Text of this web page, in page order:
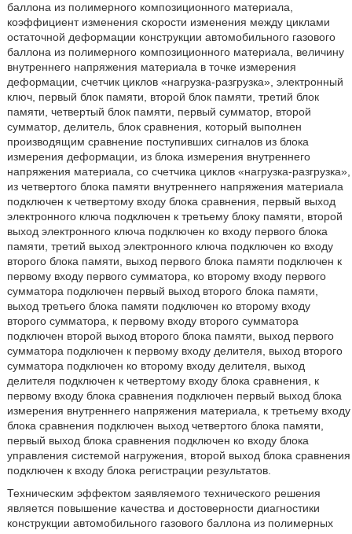
баллона из полимерного композиционного материала,
коэффициент изменения скорости изменения между циклами
остаточной деформации конструкции автомобильного газового
баллона из полимерного композиционного материала, величину
внутреннего напряжения материала в точке измерения
деформации, счетчик циклов «нагрузка-разгрузка», электронный
ключ, первый блок памяти, второй блок памяти, третий блок
памяти, четвертый блок памяти, первый сумматор, второй
сумматор, делитель, блок сравнения, который выполнен
производящим сравнение поступивших сигналов из блока
измерения деформации, из блока измерения внутреннего
напряжения материала, со счетчика циклов «нагрузка-разгрузка»,
из четвертого блока памяти внутреннего напряжения материала
подключен к четвертому входу блока сравнения, первый выход
электронного ключа подключен к третьему блоку памяти, второй
выход электронного ключа подключен ко входу первого блока
памяти, третий выход электронного ключа подключен ко входу
второго блока памяти, выход первого блока памяти подключен к
первому входу первого сумматора, ко второму входу первого
сумматора подключен первый выход второго блока памяти,
выход третьего блока памяти подключен ко второму входу
второго сумматора, к первому входу второго сумматора
подключен второй выход второго блока памяти, выход первого
сумматора подключен к первому входу делителя, выход второго
сумматора подключен ко второму входу делителя, выход
делителя подключен к четвертому входу блока сравнения, к
первому входу блока сравнения подключен первый выход блока
измерения внутреннего напряжения материала, к третьему входу
блока сравнения подключен выход четвертого блока памяти,
первый выход блока сравнения подключен ко входу блока
управления системой нагружения, второй выход блока сравнения
подключен к входу блока регистрации результатов.
Техническим эффектом заявляемого технического решения
является повышение качества и достоверности диагностики
конструкции автомобильного газового баллона из полимерных